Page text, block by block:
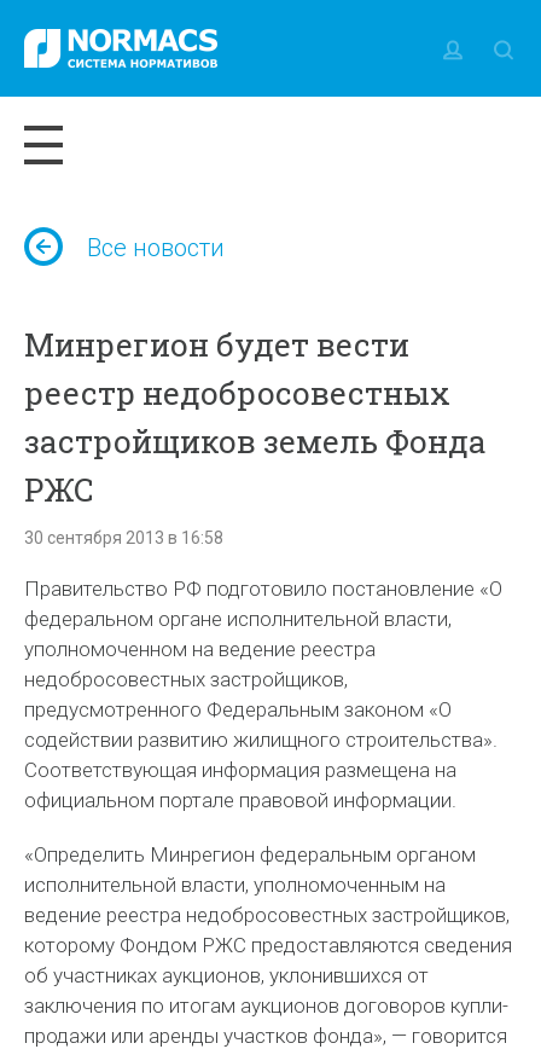
Все новости
Минрегион будет вести
реестр недобросовестных
застройщиков земель Фонда
РЖС
30 сентября 2013 в 16:58
Правительство РФ подготовило постановление «О
федеральном органе исполнительной власти,
уполномоченном на ведение реестра
недобросовестных застройщиков,
предусмотренного Федеральным законом «О
содействии развитию жилищного строительства».
Соответствующая информация размещена на
официальном портале правовой информации.
«Определить Минрегион федеральным органом
исполнительной власти, уполномоченным на
ведение реестра недобросовестных застройщиков,
которому Фондом РЖС предоставляются сведения
об участниках аукционов, уклонившихся от
заключения по итогам аукционов договоров купли-
продажи или аренды участков фонда», — говорится